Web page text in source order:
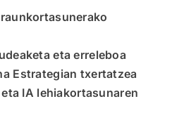
eta erreleboa
Estrategian txertatzea
IA lehiakortasunaren